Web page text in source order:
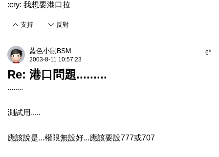
:cry: 我想要港口拉
支持 反對
6#
藍色小鼠BSM
2003-8-11 10:57:23
Re: 港口問題.........
........
測試用.....
應該說是...權限無設好...應該要設777或707